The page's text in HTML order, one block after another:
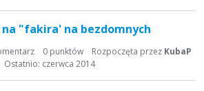
na "fakira' na bezdomnych
0 punktów Rozpoczęta przez KubaP
Ostatnio: czerwca 2014